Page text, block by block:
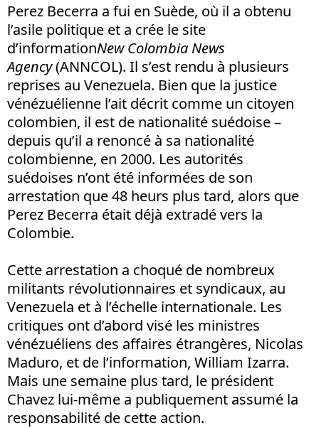
Perez Becerra a fui en Suède, où il a obtenu
l’asile politique et a crée le site
d’informationNew Colombia News
Agency(ANNCOL). Il s’est rendu à plusieurs
reprises au Venezuela. Bien que la justice
vénézuélienne l’ait décrit comme un citoyen
colombien, il est de nationalité suédoise –
depuis qu’il a renoncé à sa nationalité
colombienne, en 2000. Les autorités
suédoises n’ont été informées de son
arrestation que 48 heurs plus tard, alors que
Perez Becerra était déjà extradé vers la
Colombie.
Cette arrestation a choqué de nombreux
militants révolutionnaires et syndicaux, au
Venezuela et à l’échelle internationale. Les
critiques ont d’abord visé les ministres
vénézuéliens des affaires étrangères, Nicolas
Maduro, et de l’information, William Izarra.
Mais une semaine plus tard, le président
Chavez lui-même a publiquement assumé la
responsabilité de cette action.